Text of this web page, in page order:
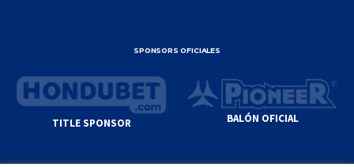
SPONSORS OFICIALES
TITLE SPONSOR BALÓN OFICIAL